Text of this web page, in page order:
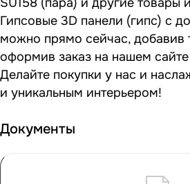
Гипсовые 3D панели (гипс) с
можно прямо сейчас, добавив
оформив заказ на нашем
Делайте покупки у нас и
и уникальным интерьером!
Документы